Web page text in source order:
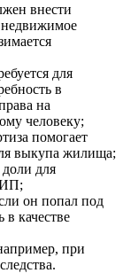
внести
недвижимое
для
в
на
человеку;
помогает
выкупа жилища;
для
ИП;
он попал под
в качестве
при